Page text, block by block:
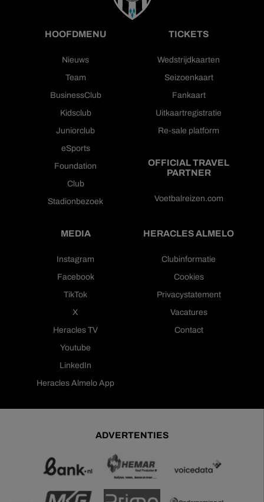
HOOFDMENU
Nieuws
Team
BusinessClub
Kidsclub
Juniorclub
eSports
Foundation
Club
Stadionbezoek
TICKETS
Wedstrijdkaarten
Seizoenkaart
Fankaart
Uitkaartregistratie
Re-sale platform
OFFICIAL TRAVEL
PARTNER
Voetbalreizen.com
MEDIA
Instagram
Facebook
TikTok
X
Heracles TV
Youtube
LinkedIn
Heracles Almelo App
HERACLES ALMELO
Clubinformatie
Cookies
Privacystatement
Vacatures
Contact
ADVERTENTIES